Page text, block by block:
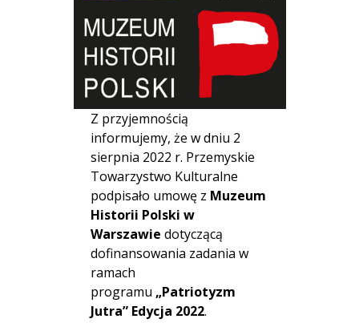
Z przyjemnością
informujemy, że w dniu 2
sierpnia 2022 r. Przemyskie
Towarzystwo Kulturalne
podpisało umowę z Muzeum
Historii Polski w
Warszawie dotyczącą
dofinansowania zadania w
ramach
programu „Patriotyzm
Jutra” Edycja 2022.